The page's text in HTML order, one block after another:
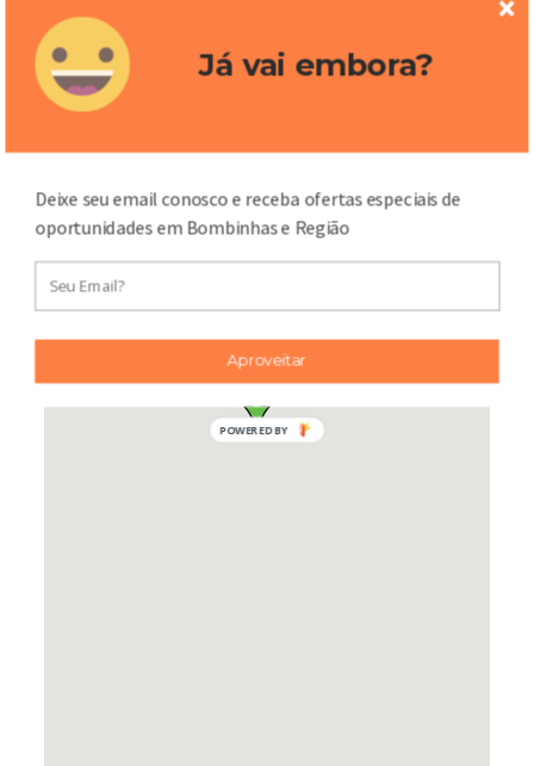
Mapa
Já vai embora?
Deixe seu email conosco e receba ofertas especiais de
oportunidades em Bombinhas e Região
Aproveitar